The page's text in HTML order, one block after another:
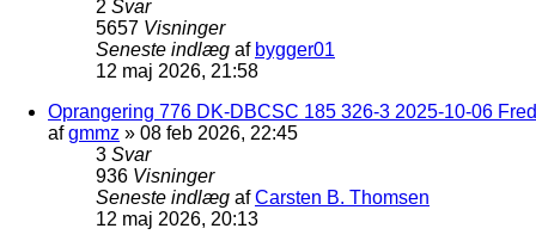
2 Svar
5657 Visninger
Seneste indlæg af bygger01
12 maj 2026, 21:58
Oprangering 776 DK-DBCSC 185 326-3 2025-10-06
afgmmz » 08 feb 2026, 22:45
3 Svar
936 Visninger
Seneste indlæg afCarsten B. Thomsen
12 maj 2026, 20:13